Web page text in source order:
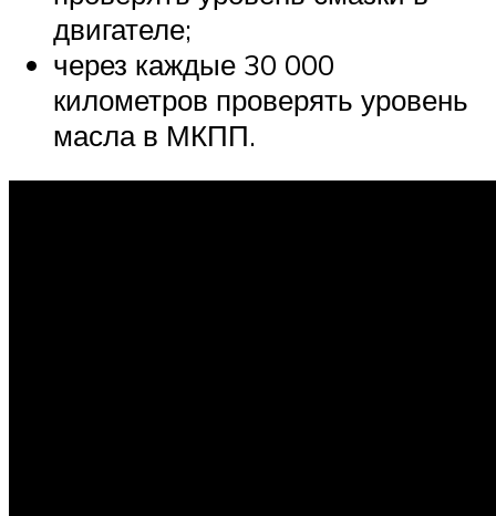
двигателе;
через каждые 30 000
километров проверять уровень
масла в МКПП.